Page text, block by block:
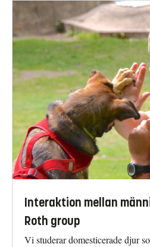
Interaktion mellan
Roth group
Vi studerar domesticerade djur